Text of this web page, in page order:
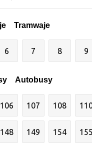
Tramwaje
6 7 8 9
Autobusy
106 107 108
148 149 154 155